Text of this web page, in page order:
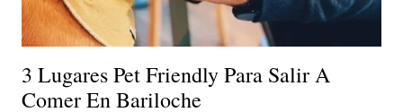
3 Lugares Pet Friendly Para Salir A
Comer En Bariloche